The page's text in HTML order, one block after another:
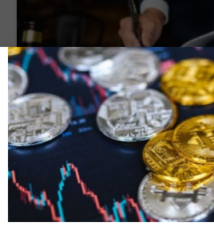
I migliori studi legali del
20 Maggio 2024
LEGGI TUTTO